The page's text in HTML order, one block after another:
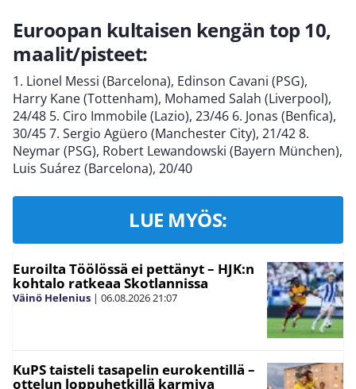
Euroopan kultaisen kengän top 10,
maalit/pisteet:
1. Lionel Messi (Barcelona), Edinson Cavani (PSG),
Harry Kane (Tottenham), Mohamed Salah (Liverpool),
24/48 5. Ciro Immobile (Lazio), 23/46 6. Jonas (Benfica),
30/45 7. Sergio Agüero (Manchester City), 21/42 8.
Neymar (PSG), Robert Lewandowski (Bayern München),
Luis Suárez (Barcelona), 20/40
LUE MYÖS:
Euroilta Töölössä ei pettänyt – HJK:n
kohtalo ratkeaa Skotlannissa
Väinö Helenius | 06.08.202621:07
KuPS taisteli tasapelin eurokentillä –
ottelun loppuhetkillä karmiva